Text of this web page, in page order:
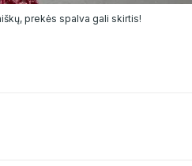
prekės spalva gali skirtis!